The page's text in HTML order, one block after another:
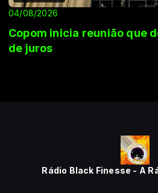
04/08/2026
Copom inicia reunião que
de juros
Rádio Black Finesse - A